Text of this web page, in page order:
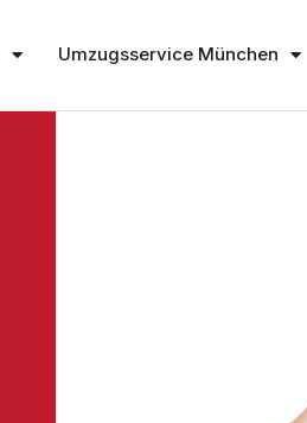
Umzugsservice München